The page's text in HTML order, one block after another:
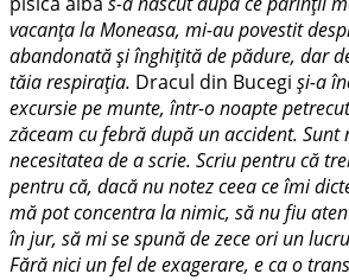
vacanţa la Moneasa, mi-au povestit
abandonată şi înghiţită de pădure, dar
tăia respiraţia. Dracul din Bucegi şi-a
excursie pe munte, într-o noapte
zăceam cu febră după un accident. Sunt
necesitatea de a scrie. Scriu pentru că
pentru că, dacă nu notez ceea ce îmi
mă pot concentra la nimic, să nu fiu
în jur, să mi se spună de zece ori un
Fără nici un fel de exagerare, e ca o